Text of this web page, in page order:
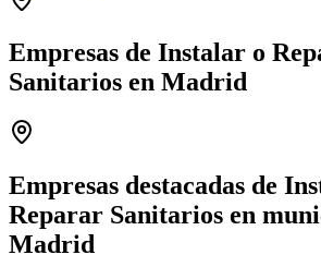
Empresas de Instalar o
Sanitarios en Madrid
−
Empresas destacadas de
Reparar Sanitarios en
Madrid